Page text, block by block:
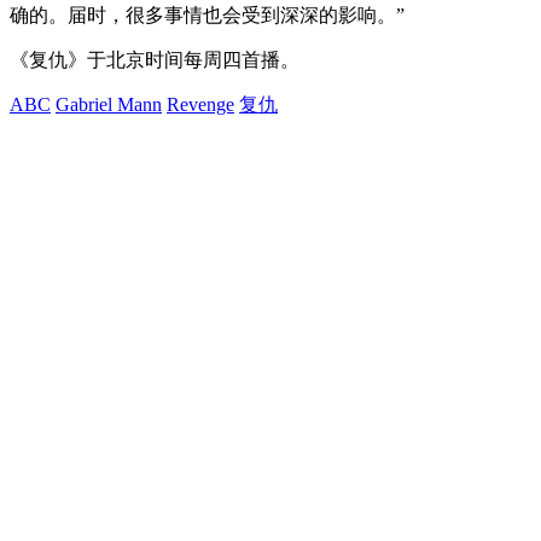
确的。届时，很多事情也会受到深深的影响。”
《复仇》于北京时间每周四首播。
ABC Gabriel Mann Revenge 复仇